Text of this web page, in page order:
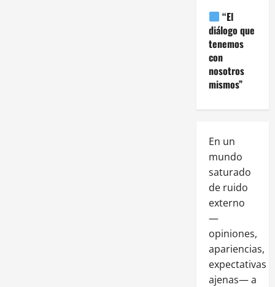
“El
diálogo que
tenemos
con
nosotros
mismos”
En un
mundo
saturado
de ruido
externo
—
opiniones,
apariencias,
expectativas
ajenas— a